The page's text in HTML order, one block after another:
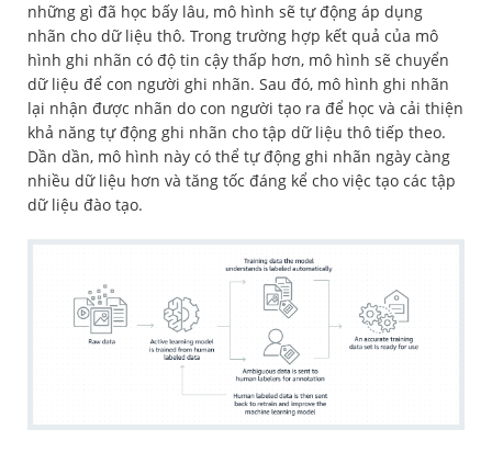
những gì đã học bấy lâu, mô hình sẽ tự động áp dụng
nhãn cho dữ liệu thô. Trong trường hợp kết quả của mô
hình ghi nhãn có độ tin cậy thấp hơn, mô hình sẽ chuyển
dữ liệu để con người ghi nhãn. Sau đó, mô hình ghi nhãn
lại nhận được nhãn do con người tạo ra để học và cải thiện
khả năng tự động ghi nhãn cho tập dữ liệu thô tiếp theo.
Dần dần, mô hình này có thể tự động ghi nhãn ngày càng
nhiều dữ liệu hơn và tăng tốc đáng kể cho việc tạo các tập
dữ liệu đào tạo.